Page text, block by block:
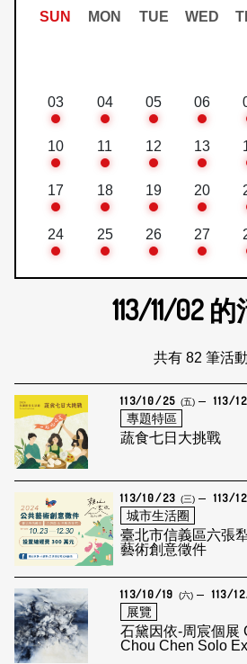
SUN MON TUE WED
03 04 05 06
10 11 12 13
17 18 19 20
24 25 26 27
113/11/02 的
共有 82 筆活動
113/10/25 (五) 113/
專題特區
蔬食七日大挑戰
113/10/23 (三) 113/
城市生活圈
臺北市信義區六張犁x
藝術創意徵件
113/10/19 (六) 113/
展覽
石黛因依-周宸個展 Cyan Black Fusion -
Chou Chen Solo